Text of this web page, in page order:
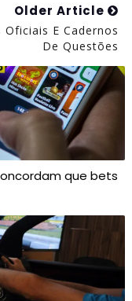
Older Article
Oficiais E Cadernos
De Questões
que bets